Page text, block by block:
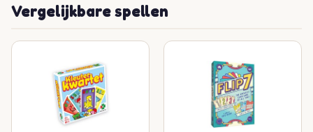
Vergelijkbare spellen